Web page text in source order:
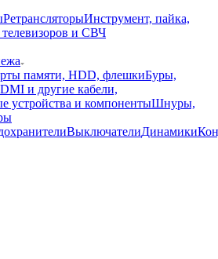
РетрансляторыИнструмент, пайка,
и СВЧ
памяти, HDD, флешкиБуры,
и другие кабели,
устройства и компонентыШнуры,
ВыключателиДинамики